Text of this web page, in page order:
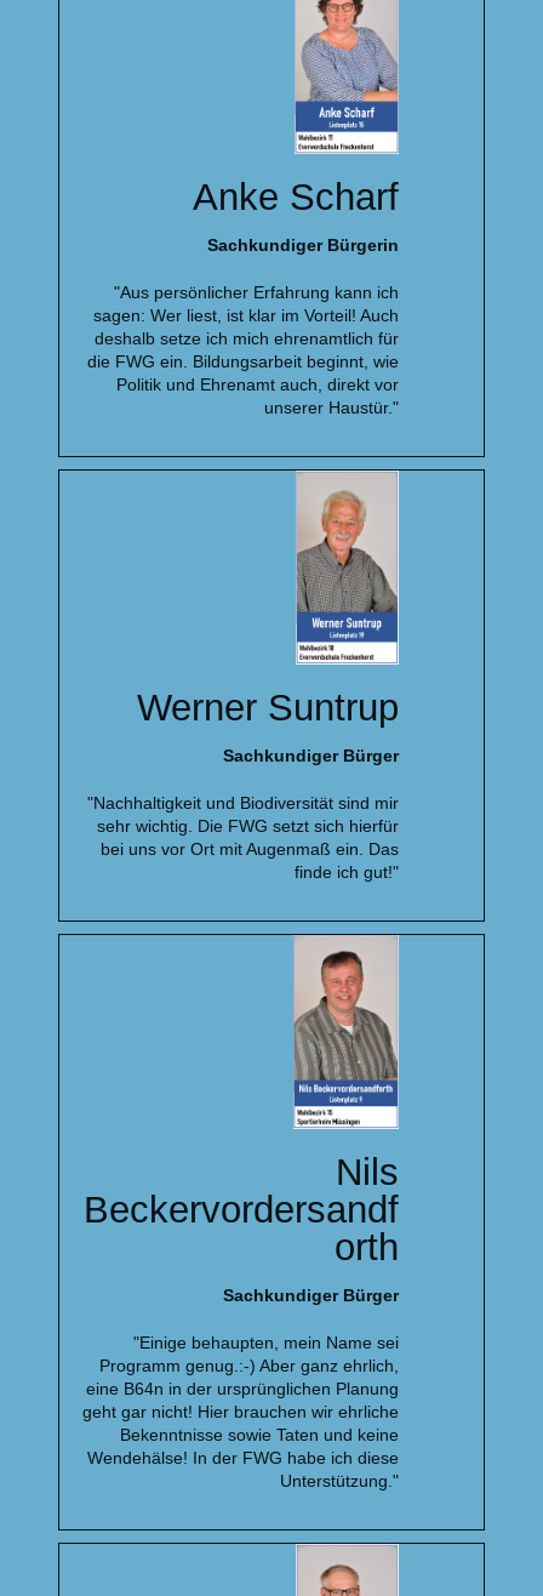
Anke Scharf
Sachkundiger Bürgerin
"Aus persönlicher Erfahrung kann ich
sagen: Wer liest, ist klar im Vorteil! Auch
deshalb setze ich mich ehrenamtlich für
die FWG ein. Bildungsarbeit beginnt, wie
Politik und Ehrenamt auch, direkt vor
unserer Haustür."
Werner Suntrup
Sachkundiger Bürger
"Nachhaltigkeit und Biodiversität sind mir
sehr wichtig. Die FWG setzt sich hierfür
bei uns vor Ort mit Augenmaß ein. Das
finde ich gut!"
Nils
Beckervordersandf
orth
Sachkundiger Bürger
"Einige behaupten, mein Name sei
Programm genug.:-) Aber ganz ehrlich,
eine B64n in der ursprünglichen Planung
geht gar nicht! Hier brauchen wir ehrliche
Bekenntnisse sowie Taten und keine
Wendehälse! In der FWG habe ich diese
Unterstützung."